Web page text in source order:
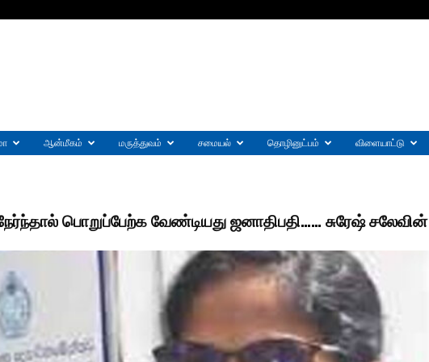
ஆன்மீகம் மருத்துவம் சமையல் தொழினுட்பம் விளையாட்டு
பொறுப்பேற்க வேண்டியது ஜனாதிபதி…… சுரேஷ் சலேவின்